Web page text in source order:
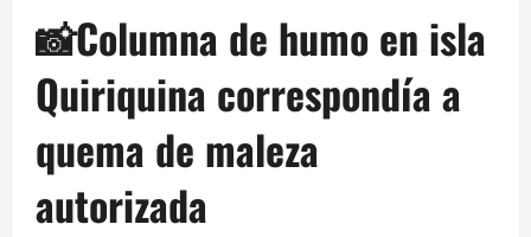
📸Columna de humo en isla
Quiriquina correspondía a
quema de maleza
autorizada